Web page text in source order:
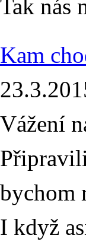
Tak nás
Kam
Vážení
bychom
I když